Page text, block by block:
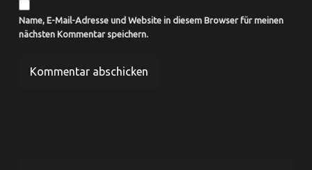
Name, E-Mail-Adresse und Website in diesem Browser für meinen
nächsten Kommentar speichern.